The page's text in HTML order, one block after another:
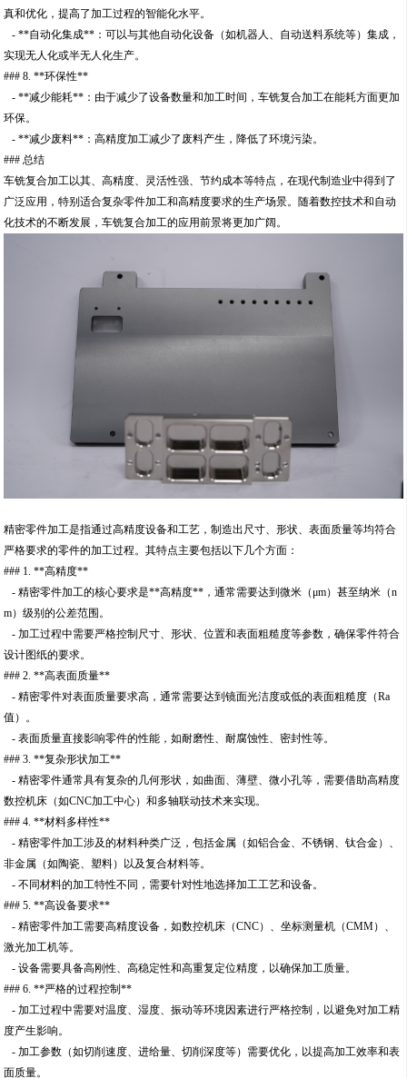
真和优化，提高了加工过程的智能化水平。
- **自动化集成**：可以与其他自动化设备（如机器人、自动送料系统等）集成，
实现无人化或半无人化生产。
### 8. **环保性**
- **减少能耗**：由于减少了设备数量和加工时间，车铣复合加工在能耗方面更加
环保。
- **减少废料**：高精度加工减少了废料产生，降低了环境污染。
### 总结
车铣复合加工以其、高精度、灵活性强、节约成本等特点，在现代制造业中得到了
广泛应用，特别适合复杂零件加工和高精度要求的生产场景。随着数控技术和自动
化技术的不断发展，车铣复合加工的应用前景将更加广阔。
精密零件加工是指通过高精度设备和工艺，制造出尺寸、形状、表面质量等均符合
严格要求的零件的加工过程。其特点主要包括以下几个方面：
### 1. **高精度**
- 精密零件加工的核心要求是**高精度**，通常需要达到微米（μm）甚至纳米（n
m）级别的公差范围。
- 加工过程中需要严格控制尺寸、形状、位置和表面粗糙度等参数，确保零件符合
设计图纸的要求。
### 2. **高表面质量**
- 精密零件对表面质量要求高，通常需要达到镜面光洁度或低的表面粗糙度（Ra
值）。
- 表面质量直接影响零件的性能，如耐磨性、耐腐蚀性、密封性等。
### 3. **复杂形状加工**
- 精密零件通常具有复杂的几何形状，如曲面、薄壁、微小孔等，需要借助高精度
数控机床（如CNC加工中心）和多轴联动技术来实现。
### 4. **材料多样性**
- 精密零件加工涉及的材料种类广泛，包括金属（如铝合金、不锈钢、钛合金）、
非金属（如陶瓷、塑料）以及复合材料等。
- 不同材料的加工特性不同，需要针对性地选择加工工艺和设备。
### 5. **高设备要求**
- 精密零件加工需要高精度设备，如数控机床（CNC）、坐标测量机（CMM）、
激光加工机等。
- 设备需要具备高刚性、高稳定性和高重复定位精度，以确保加工质量。
### 6. **严格的过程控制**
- 加工过程中需要对温度、湿度、振动等环境因素进行严格控制，以避免对加工精
度产生影响。
- 加工参数（如切削速度、进给量、切削深度等）需要优化，以提高加工效率和表
面质量。